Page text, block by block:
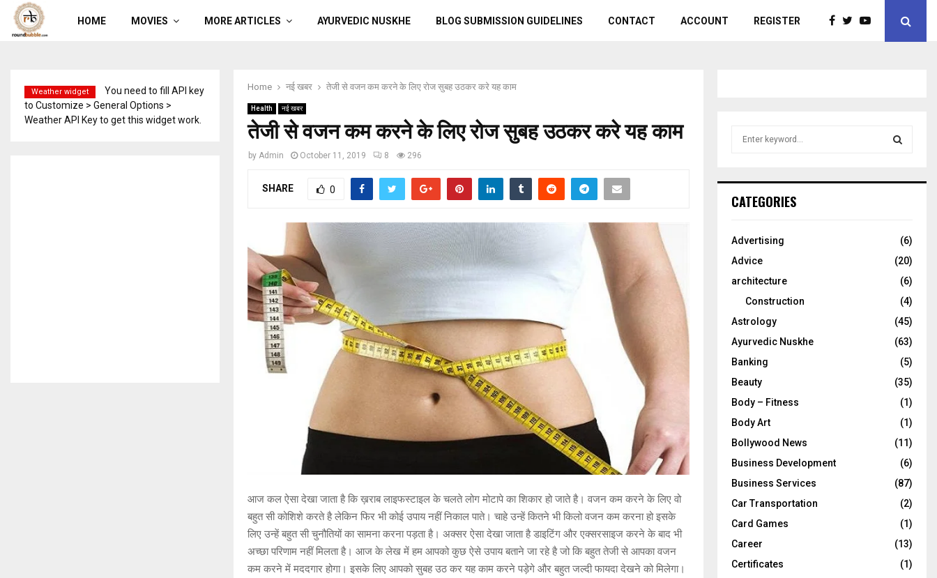
HOME MOVIES MORE ARTICLES AYURVEDIC NUSKHE BLOG SUBMISSION GUIDELINES CONTACT ACCOUNT REGISTER
Home नई खबर तेजी से वजन कम करने के लिए रोज सुबह उठकर करे यह काम
Health नई खबर
तेजी से वजन कम करने के लिए रोज सुबह उठकर करे यह काम
by Admin October 11, 2019 8 296
SHARE 0
आज कल ऐसा देखा जाता है कि ख़राब लाइफस्टाइल के चलते लोग मोटापे का शिकार हो जाते है। वजन कम करने के लिए वो
बहुत सी कोशिशे करते है लेकिन फिर भी कोई उपाय नहीं निकाल पाते। चाहे उन्हें कितने भी किलो वजन कम करना हो इसके
लिए उन्हें बहुत सी चुनौतियों का सामना करना पड़ता है। अक्सर ऐसा देखा जाता है डाइटिंग और एक्सरसाइज करने के बाद भी
अच्छा परिणाम नहीं मिलता है। आज के लेख में हम आपको कुछ ऐसे उपाय बताने जा रहे है जो कि बहुत तेजी से आपका वजन
कम करने में मददगार होगा। इसके लिए आपको सुबह उठ कर यह काम करने पड़ेगे और बहुत जल्दी फायदा देखने को मिलेगा।
Weather widget
You need to fill API key
to Customize > General Options >
Weather API Key to get this widget work.
h
o
:
CATEGORIES
Advertising
(6)
Advice
(20)
architecture
(6)
Construction
(4)
Astrology
(45)
Ayurvedic Nuskhe
(63)
Banking
(5)
Beauty
(35)
Body – Fitness
(1)
Body Art
(1)
Bollywood News
(11)
Business Development
(6)
Business Services
(87)
Car Transportation
(2)
Card Games
(1)
Career
(13)
Certificates
(1)